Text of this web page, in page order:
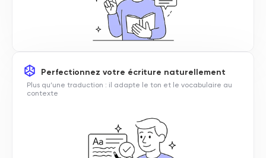
Perfectionnez votre écriture naturellement
Plus qu’une traduction : il adapte le ton et le vocabulaire au
contexte